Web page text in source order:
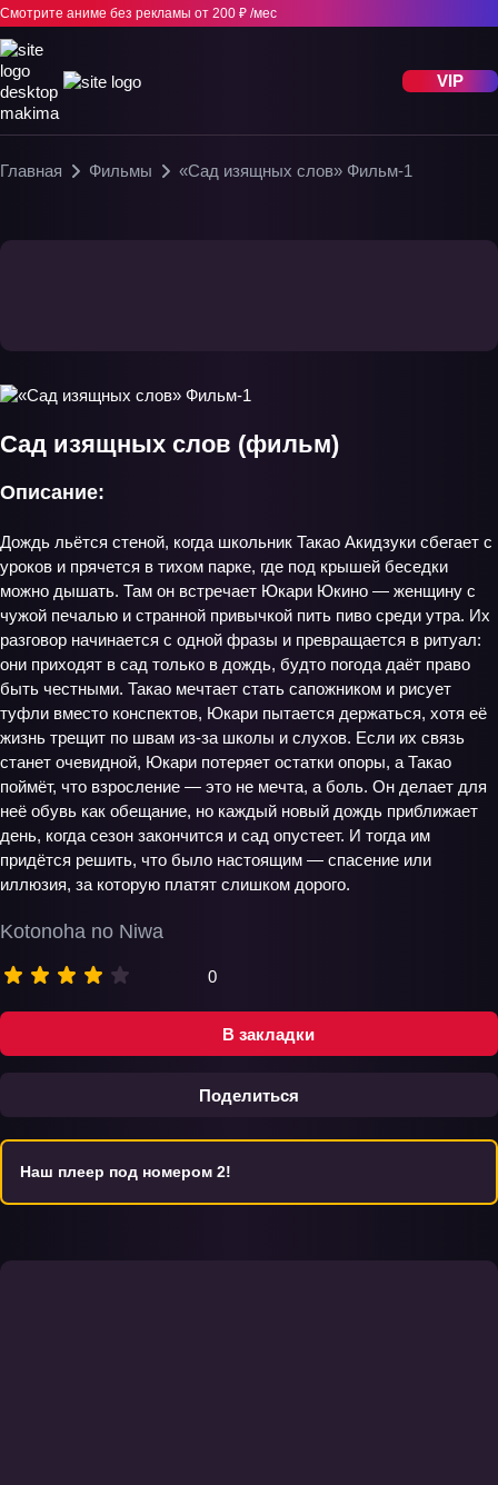
Смотрите аниме без рекламы от 200 ₽ /мес
VIP
Главная Фильмы «Сад изящных слов» Фильм-1
В закладки
Поделиться
Сад изящных слов (фильм)
Kotonoha no Niwa
0
Описание:
Дождь льётся стеной, когда школьник Такао Акидзуки сбегает с
уроков и прячется в тихом парке, где под крышей беседки
можно дышать. Там он встречает Юкари Юкино — женщину с
чужой печалью и странной привычкой пить пиво среди утра. Их
разговор начинается с одной фразы и превращается в ритуал:
они приходят в сад только в дождь, будто погода даёт право
быть честными. Такао мечтает стать сапожником и рисует
туфли вместо конспектов, Юкари пытается держаться, хотя её
жизнь трещит по швам из‑за школы и слухов. Если их связь
станет очевидной, Юкари потеряет остатки опоры, а Такао
поймёт, что взросление — это не мечта, а боль. Он делает для
неё обувь как обещание, но каждый новый дождь приближает
день, когда сезон закончится и сад опустеет. И тогда им
придётся решить, что было настоящим — спасение или
иллюзия, за которую платят слишком дорого.
Наш плеер под номером 2!